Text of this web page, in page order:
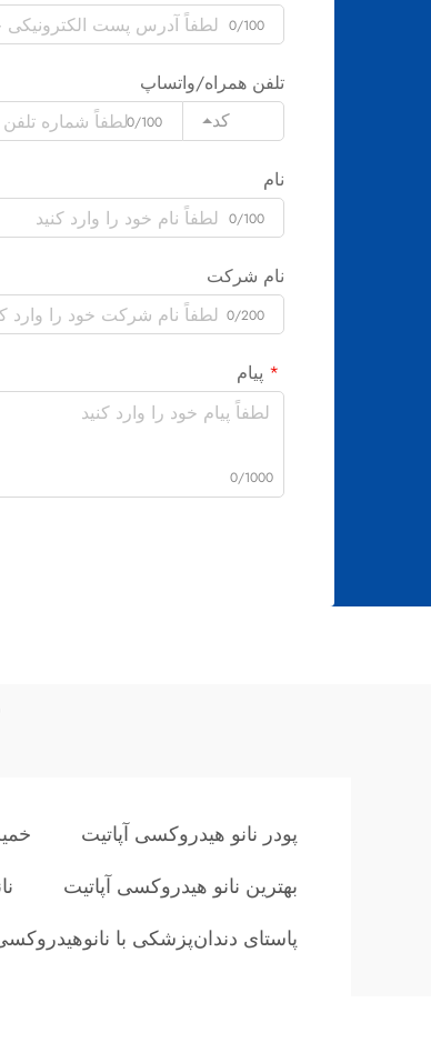
0/100
تلفن همراه/واتساپ
کد
0/100
نام
0/100
نام شرکت
0/200
پیام
0/1000
پودر نانو هیدروکسی آپاتیت
بهترین نانو هیدروکسی آپاتیت
پاستا‌ی دندان‌پزشکی با